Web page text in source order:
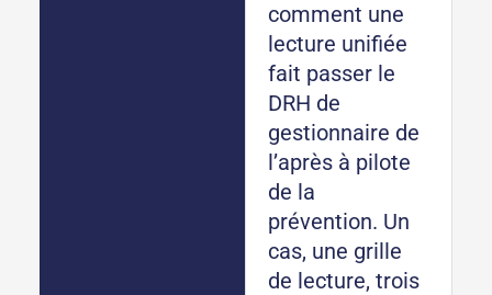
comment une
lecture unifiée
fait passer le
DRH de
gestionnaire de
l’après à pilote
de la
prévention. Un
cas, une grille
de lecture, trois